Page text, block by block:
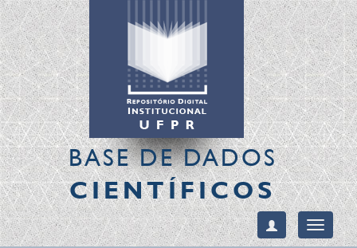
BASE DE DADOS
CIENTÍFICOS
Toggle